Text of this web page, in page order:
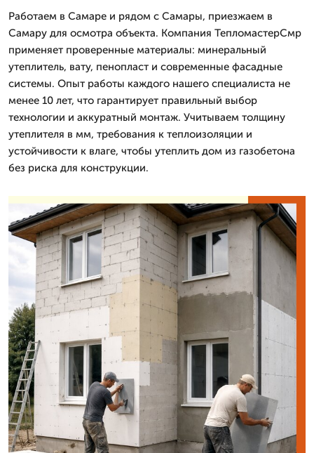
Работаем в Самаре и рядом с Самары, приезжаем в
Самару для осмотра объекта. Компания ТепломастерСмр
применяет проверенные материалы: минеральный
утеплитель, вату, пенопласт и современные фасадные
системы. Опыт работы каждого нашего специалиста не
менее 10 лет, что гарантирует правильный выбор
технологии и аккуратный монтаж. Учитываем толщину
утеплителя в мм, требования к теплоизоляции и
устойчивости к влаге, чтобы утеплить дом из газобетона
без риска для конструкции.